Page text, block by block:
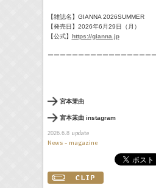
【雑誌名】GIANNA 2026SUMMER
【発売日】2026年6月29日（月）
【公式】 https://gianna.jp
ーーーーーーーーーーーーーーーーー
宮本茉由
宮本茉由 instagram
2026.6.8update
News - magazine